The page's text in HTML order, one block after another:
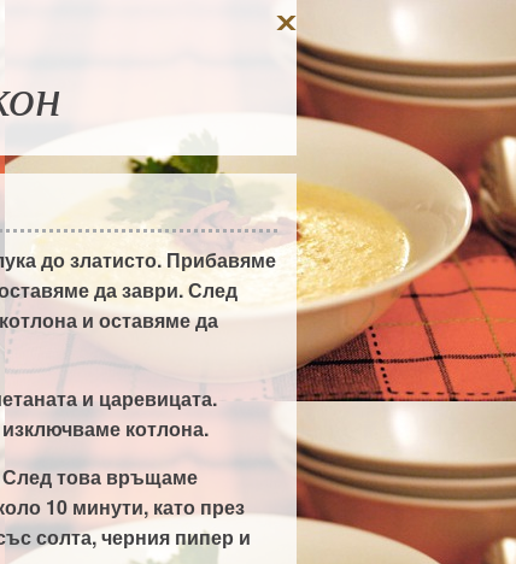
до златисто. Прибавяме
да заври. След
и оставяме да
и царевицата.
котлона.
това връщаме
10 минути, като през
солта, черния пипер и